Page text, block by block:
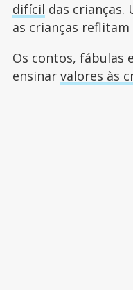
difícil das crianças.
as crianças reflitam
Os contos, fábulas
ensinar valores às